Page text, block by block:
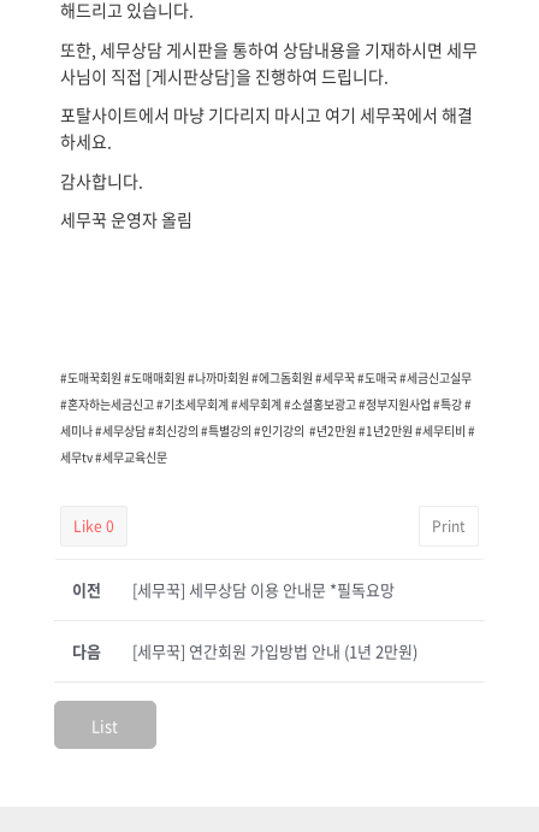
해드리고 있습니다.
또한, 세무상담 게시판을 통하여 상담내용을 기재하시면 세무
사님이 직접 [게시판상담]을 진행하여 드립니다.
포탈사이트에서 마냥 기다리지 마시고 여기 세무꾹에서 해결
하세요.
감사합니다.
세무꾹 운영자 올림
#도매꾹회원 #도매매회원 #나까마회원 #에그돔회원 #세무꾹 #도매국#세금신고실무
#혼자하는세금신고 #기초세무회계 #세무회계 #소셜홍보광고 #정부지원사업 #특강 #
세미나 #세무상담 #최신강의 #특별강의 #인기강의 #년2만원 #1년2만원 #세무티비 #
세무tv #세무교육신문
Like 0 Print
이전 [세무꾹] 세무상담 이용 안내문 *필독요망
[세무꾹] 연간회원 가입방법 안내 (1년 2만원)
다음
List